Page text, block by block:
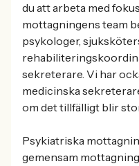
du att arbeta med
mottagningens team
psykologer,
sekreterare. Vi har
medicinska
om det tillfälligt blir
Psykiatriska
gemensam